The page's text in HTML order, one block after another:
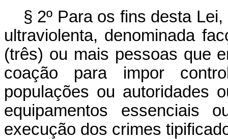
§ 2º Para os fins desta
ultraviolenta, denominada
(três) ou mais pessoas que
coação para impor
populações ou autoridades
equipamentos essenciais
execução dos crimes